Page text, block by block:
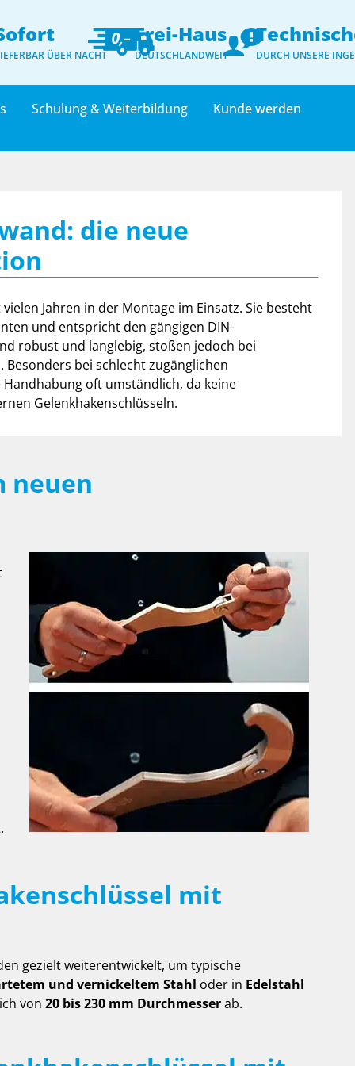
ÜBER NACHT
Frei-Haus
DEUTSCHLANDWEIT DURCH UNSERE
Schulung & Weiterbildung Kunde werden
die neue
Jahren in der Montage im Einsatz. Sie besteht
und entspricht den gängigen DIN-
robust und langlebig, stoßen jedoch bei
bei schlecht zugänglichen
oft umständlich, da keine
Gelenkhakenschlüsseln.
neuen
mit
gezielt weiterentwickelt, um typische
und vernickeltem Stahl oder in Edelstahl
von 20 bis 230 mm Durchmesserab.